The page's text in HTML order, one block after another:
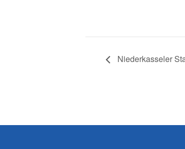
Niederkasseler